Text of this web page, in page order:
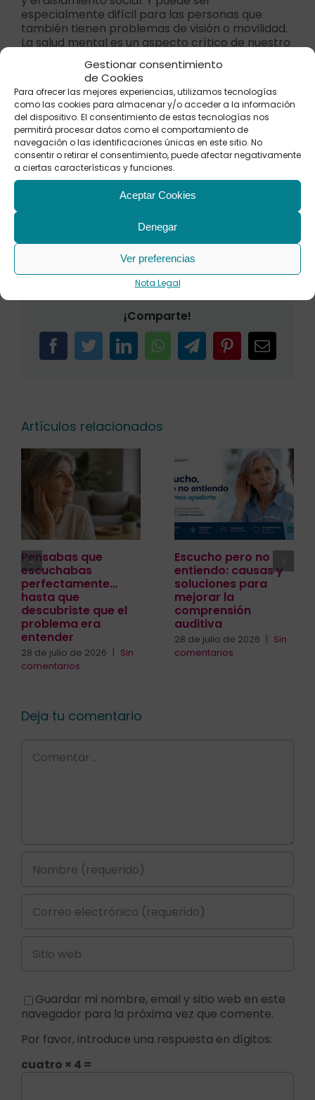
Gestionar consentimiento
de Cookies
Para ofrecer las mejores experiencias, utilizamos tecnologías
como las cookies para almacenar y/o acceder a la información
del dispositivo. El consentimiento de estas tecnologías nos
permitirá procesar datos como el comportamiento de
navegación o las identificaciones únicas en este sitio. No
consentir o retirar el consentimiento, puede afectar negativamente
a ciertas características y funciones.
Aceptar Cookies
Denegar
Ver preferencias
Nota Legal
especialmente difícil para las personas que
también tienen problemas de visión o movilidad.
La salud mental es un aspecto crítico de nuestro
bienestar, y la mala audición puede tener un
impacto negativo en ella. Estudios realizados y
documentados porLancet Commission así nos
lo muestran.
En conclusión, es muy importante tratar la mala
audición para prevenir estas consecuencias y
preservar la salud y el bienestar a largo plazo.
Los audífonos y las terapias auditivas pueden ser
una solución efectiva y fácil para mejorar la
audición y prevenir los problemas de salud
3 de febrero de 2023 | Salud auditiva
¡Comparte!
FacebookTwitterLinkedInWhatsApp
TelegramPinterestCorreo
Artículos relacionados
Pensabas que
escuchabas
perfectamente…
hasta que
descubriste que el
problema era
entender
28 de julio de 2026 | Sin
comentarios
Escucho pero no
entiendo: causas y
soluciones para
mejorar la
comprensión
auditiva
28 de julio de 2026 | Sin
comentarios
Deja tu comentario
Guardar mi nombre, email y sitio web en este
navegador para la próxima vez que comente.
Por favor, introduce una respuesta en dígitos:
cuatro × 4 =